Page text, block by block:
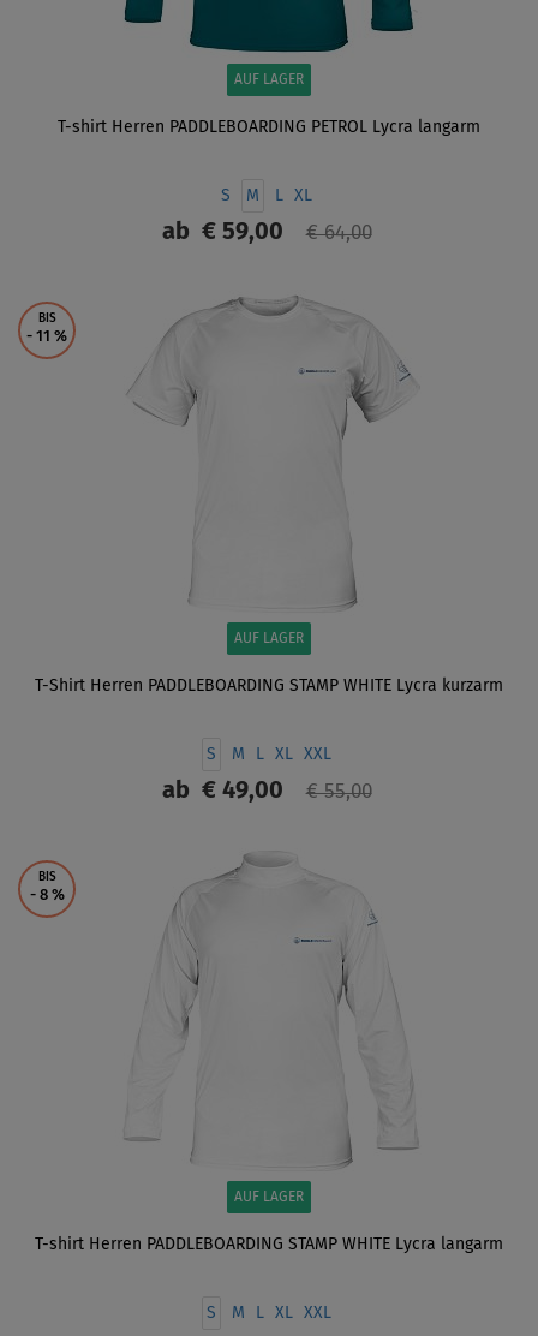
AUF LAGER
T-shirt Herren PADDLEBOARDING PETROL Lycra langarm
S M L XL
ab€ 59,00 € 64,00
ANZEIGEN
BIS
- 11 %
AUF LAGER
T-Shirt Herren PADDLEBOARDING STAMP WHITE Lycra kurzarm
S M L XL XXL
ab€ 49,00 € 55,00
ANZEIGEN
BIS
- 8 %
AUF LAGER
T-shirt Herren PADDLEBOARDING STAMP WHITE Lycra langarm
S M L XL XXL